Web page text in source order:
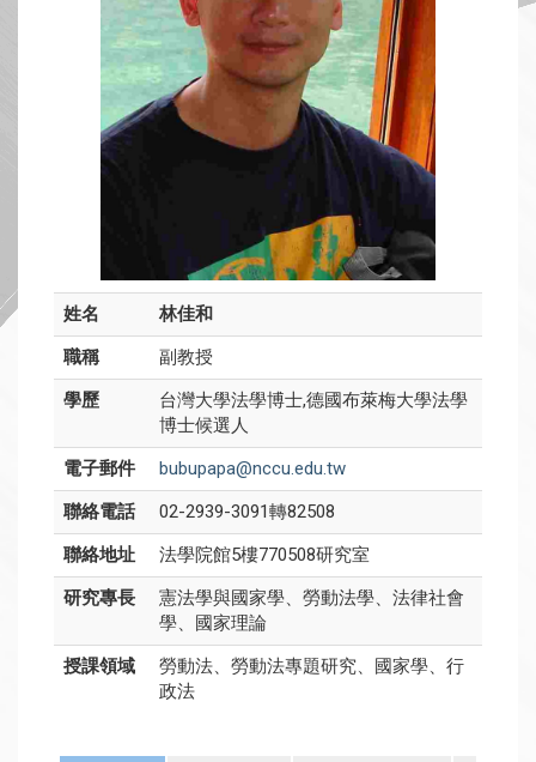
姓名
林佳和
職稱
副教授
學歷
台灣大學法學博士,德國布萊梅大學法學
博士候選人
電子郵件
bubupapa@nccu.edu.tw
聯絡電話
02-2939-3091轉82508
聯絡地址
法學院館5樓770508研究室
研究專長
憲法學與國家學、勞動法學、法律社會
學、國家理論
授課領域
勞動法、勞動法專題研究、國家學、行
政法